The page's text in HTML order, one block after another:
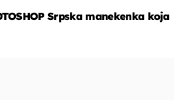
Srpska manekenka koja